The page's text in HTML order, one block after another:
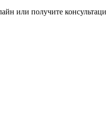
или получите